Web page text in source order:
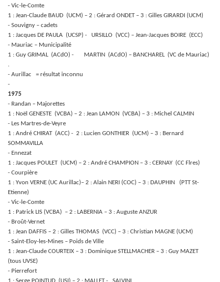
- Vic-le-Comte
1 : Jean-Claude BAUD (UCM) – 2 : Gérard ONDET – 3 : Gilles GIRARDI (UCM)
- Souvigny – cadets
1 : Jacques DE PAULA (UCSP) - URSILLO (VCC) – Jean-Jacques BOIRE (ECC)
- Mauriac – Municipalité
1 : Guy GRIMAL (ACdO) - MARTIN (ACdO) – BANCHAREL (VC de Mauriac)
.
- Aurillac = résultat inconnu
-
1975
- Randan – Majorettes
1 : Noël GENESTE (VCBA) – 2 : Jean LAMON (VCBA) – 3 : Michel CALMIN
- Les Martres-de-Veyre
1 : André CHIRAT (ACC) - 2 : Lucien GONTHIER (UCM) – 3 : Bernard
SOMMAVILLA
- Ennezat
1 : Jacques POULET (UCM) – 2 : André CHAMPION – 3 : CERNAY (CC Flres)
- Courpière
1 : Yvon VERNE (UC Aurillac)– 2 : Alain NERI (COC) – 3 : DAUPHIN (PTT St-
Etienne)
- Vic-le-Comte
1 : Patrick LIS (VCBA) – 2 : LABERNIA – 3 : Auguste ANZUR
- Broût-Vernet
1 : Jean DAFFIS – 2 : Gilles THOMAS (VCC) – 3 : Christian MAGNE (UCM)
- Saint-Eloy-les-Mines – Poids de Ville
1 : Jean-Claude COURTEIX – 3 : Dominique STELLMACHER – 3 : Guy MAZET
(tous UVSE)
- Pierrefort